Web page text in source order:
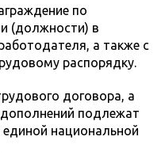
по
(должности) в
а также с
распорядку.
договора, а
дополнений подлежат
единой национальной